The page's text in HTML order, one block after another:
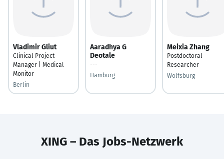
Vladimir Gliut
Clinical Project
Manager | Medical
Monitor
Berlin
Aaradhya G
Deotale
---
Hamburg
Meixia Zhang
Postdoctoral
Researcher
Wolfsburg
XING – Das Jobs-Netzwerk